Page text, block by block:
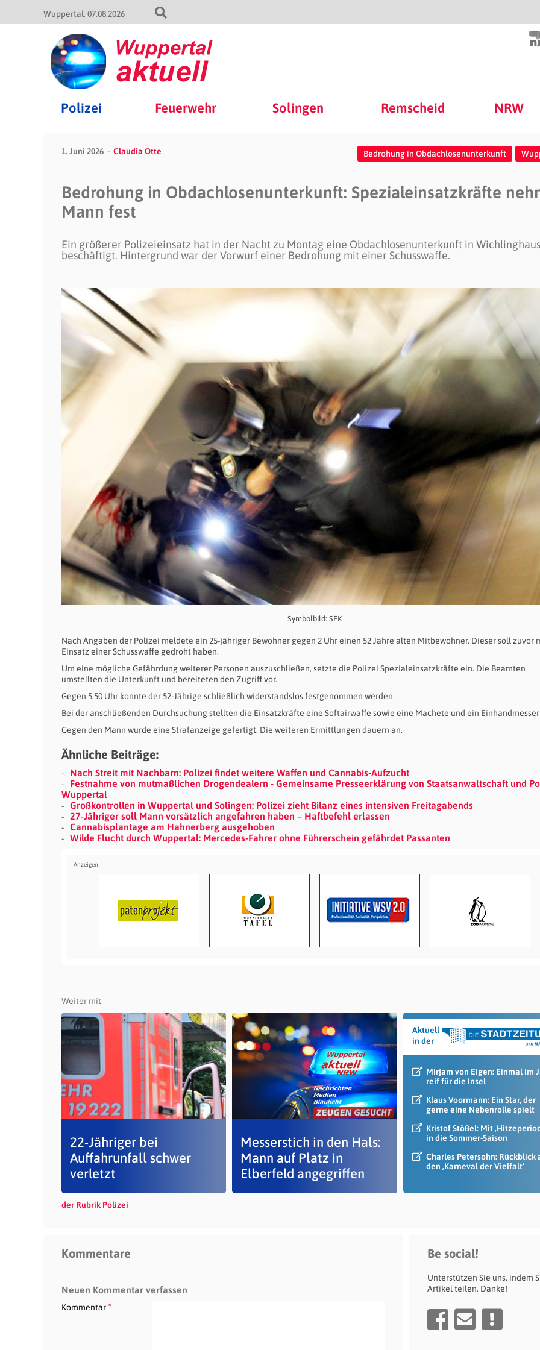
Wuppertal 07.08.2026
Polizei Feuerwehr Solingen Remscheid NRW
1. Juni 2026 Claudia Otte Bedrohung in Obdachlosenunterkunft
Bedrohung in Obdachlosenunterkunft: Spezialeinsatzkräfte
Mann fest
Ein größerer Polizeieinsatz hat in der Nacht zu Montag eine Obdachlosenunterkunft in
beschäftigt. Hintergrund war der Vorwurf einer Bedrohung mit einer Schusswaffe.
Symbolbild: SEK
Nach Angaben der Polizei meldete ein 25-jähriger Bewohner gegen 2 Uhr einen 52 Jahre alten Mitbewohner. Dieser soll zuvor
Einsatz einer Schusswaffe gedroht haben.
Um eine mögliche Gefährdung weiterer Personen auszuschließen, setzte die Polizei Spezialeinsatzkräfte ein. Die Beamten
umstellten die Unterkunft und bereiteten den Zugriff vor.
Gegen 5.50 Uhr konnte der 52-Jährige schließlich widerstandslos festgenommen werden.
Bei der anschließenden Durchsuchung stellten die Einsatzkräfte eine Softairwaffe sowie eine Machete und ein Einhandmesser
Gegen den Mann wurde eine Strafanzeige gefertigt. Die weiteren Ermittlungen dauern an.
Ähnliche Beiträge:
Nach Streit mit Nachbarn: Polizei findet weitere Waffen und Cannabis-Aufzucht
Festnahme von mutmaßlichen Drogendealern - Gemeinsame Presseerklärung von Staatsanwaltschaft und
Wuppertal
Großkontrollen in Wuppertal und Solingen: Polizei zieht Bilanz eines intensiven Freitagabends
27-Jähriger soll Mann vorsätzlich angefahren haben – Haftbefehl erlassen
Cannabisplantage am Hahnerberg ausgehoben
Wilde Flucht durch Wuppertal: Mercedes-Fahrer ohne Führerschein gefährdet Passanten
Weiter mit:
22-Jähriger bei
Auffahrunfall schwer
verletzt
Messerstich in den Hals:
Mann auf Platz in
Elberfeld angegriffen
Aktuell
in der
Mirjam von Eigen: Einmal im
reif für die Insel
Klaus Voormann: Ein Star, der
gerne eine Nebenrolle spielt
Kristof Stößel: Mit
in die Sommer-Saison
Charles Petersohn: Rückblick
den ‚Karneval der Vielfalt‘
der Rubrik Polizei
Kommentare
Neuen Kommentar verfassen
Kommentar*
Be social!
Unterstützen Sie uns, indem
Artikel teilen. Danke!